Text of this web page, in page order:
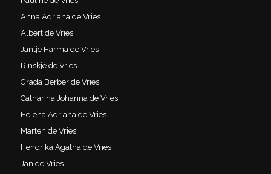
Anna Adriana de Vries
Albert de Vries
Jantje Harma de Vries
Rinskje de Vries
Grada Berber de Vries
Catharina Johanna de Vries
Helena Adriana de Vries
Marten de Vries
Hendrika Agatha de Vries
Jan de Vries